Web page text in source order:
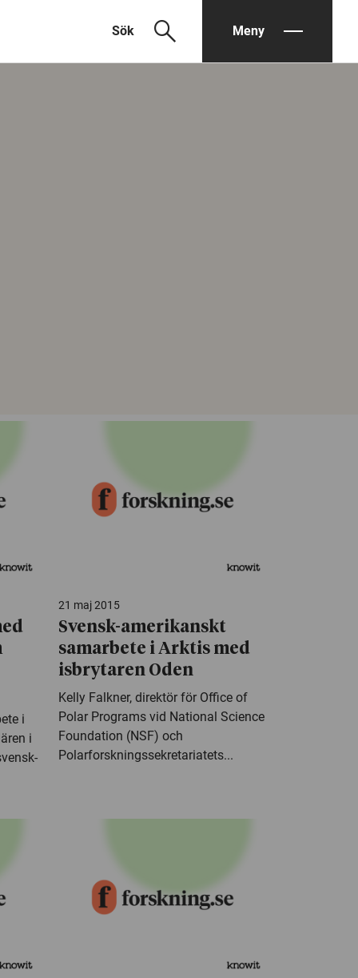
Sök search Meny
i
i
21 maj 2015
Svensk-amerikanskt
samarbete i Arktis med
isbrytaren Oden
Kelly Falkner, direktör för Office of
Polar Programs vid National Science
Foundation (NSF) och
Polarforskningssekretariatets...